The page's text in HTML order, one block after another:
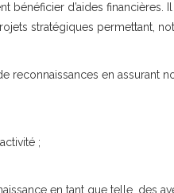
bénéficier d’aides financières.
stratégiques permettant,
reconnaissances en assurant
;
en tant que telle, des